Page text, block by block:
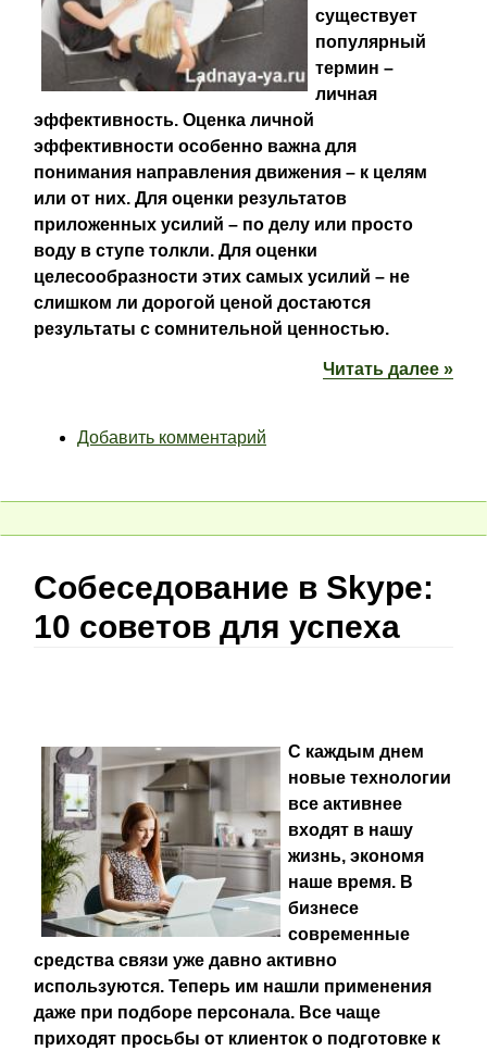
существует
популярный
термин –
личная
эффективность. Оценка личной
эффективности особенно важна для
понимания направления движения – к целям
или от них. Для оценки результатов
приложенных усилий – по делу или просто
воду в ступе толкли. Для оценки
целесообразности этих самых усилий – не
слишком ли дорогой ценой достаются
результаты с сомнительной ценностью.
Читать далее »
Добавить комментарий
Собеседование в Skype:
10 советов для успеха
С каждым днем
новые технологии
все активнее
входят в нашу
жизнь, экономя
наше время. В
бизнесе
современные
средства связи уже давно активно
используются. Теперь им нашли применения
даже при подборе персонала. Все чаще
приходят просьбы от клиенток о подготовке к